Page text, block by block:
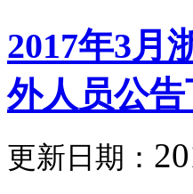
2017年3月
外人员公
更新日期：